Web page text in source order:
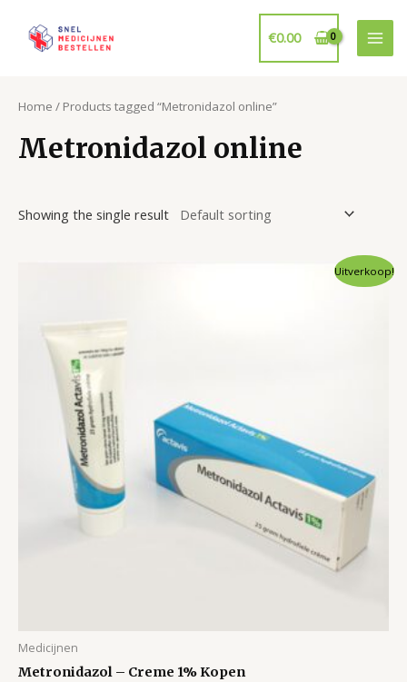
€0.00
Home / Products tagged “Metronidazol online”
Metronidazol online
Showing the single result
Uitverkoop!
Medicijnen
Metronidazol – Creme 1% Kopen